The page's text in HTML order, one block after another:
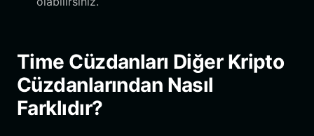
Time Cüzdanları Diğer Kripto
Cüzdanlarından Nasıl
Farklıdır?